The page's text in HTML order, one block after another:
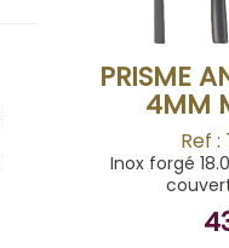
PRISME
4MM
Ref :
Inox forgé